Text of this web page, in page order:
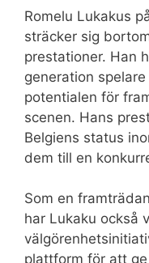
Romelu Lukakus
sträcker sig
prestationer. Han
generation
potentialen för
scenen. Hans
Belgiens status
dem till en
Som en
har Lukaku också
plattform för att